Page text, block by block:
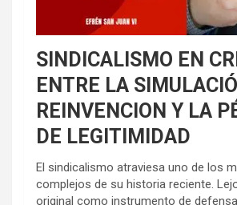
SINDICALISMO EN
ENTRE LA
REINVENCION Y LA
DE LEGITIMIDAD
El sindicalismo atraviesa uno de los
complejos de su historia reciente.
original como instrumento de